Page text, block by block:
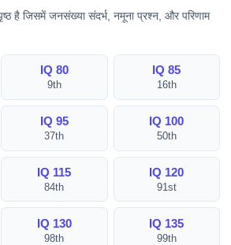
है जिसमें जनसंख्या संदर्भ, नमूना प्रश्न, और परिणाम
IQ 80
9th
IQ 85
16th
IQ 95
37th
IQ 100
50th
IQ 115
84th
IQ 120
91st
IQ 130
98th
IQ 135
99th